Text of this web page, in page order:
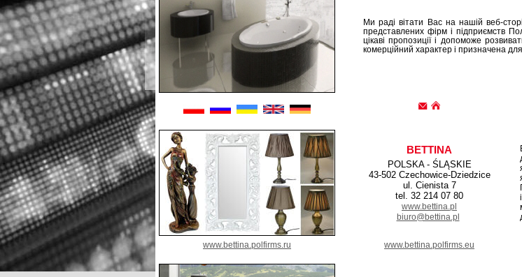
Ми раді вітати Вас на нашій веб-
представлених фірм і підприємств
цікаві пропозиції і допоможе
комерційний характер і призначена
BETTINA
POLSKA - ŚLĄSKIE
43-502 Czechowice-Dziedzice
ul. Cienista 7
tel. 32 214 07 80
www.bettina.pl
biuro@bettina.pl
www.bettina.polfirms.ru www.bettina.polfirms.eu